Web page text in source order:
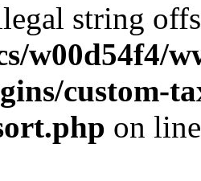
string
w00d54f4/
custom-
on